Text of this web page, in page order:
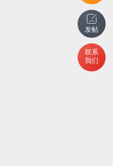
发帖
联系
我们